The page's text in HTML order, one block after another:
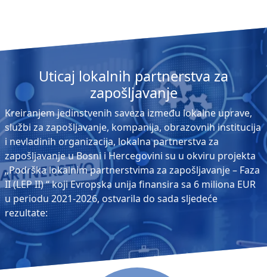
Uticaj lokalnih partnerstva za
zapošljavanje
Kreiranjem jedinstvenih saveza između lokalne uprave,
službi za zapošljavanje, kompanija, obrazovnih institucija
i nevladinih organizacija, lokalna partnerstva za
zapošljavanje u Bosni i Hercegovini su u okviru projekta
„Podrška lokalnim partnerstvima za zapošljavanje – Faza
II (LEP II) “ koji Evropska unija finansira sa 6 miliona EUR
u periodu 2021-2026, ostvarila do sada sljedeće
rezultate: